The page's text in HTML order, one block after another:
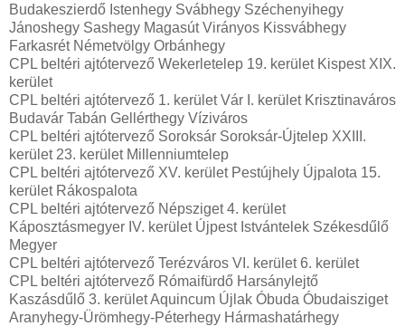
Budakeszierdő Istenhegy Svábhegy Széchenyihegy
Jánoshegy Sashegy Magasút Virányos Kissvábhegy
Farkasrét Németvölgy Orbánhegy
CPL beltéri ajtótervező Wekerletelep 19. kerület Kispest XIX.
kerület
CPL beltéri ajtótervező 1. kerület Vár I. kerület Krisztinaváros
Budavár Tabán Gellérthegy Víziváros
CPL beltéri ajtótervező Soroksár Soroksár-Újtelep XXIII.
kerület 23. kerület Millenniumtelep
CPL beltéri ajtótervező XV. kerület Pestújhely Újpalota 15.
kerület Rákospalota
CPL beltéri ajtótervező Népsziget 4. kerület
Káposztásmegyer IV. kerület Újpest Istvántelek Székesdűlő
Megyer
CPL beltéri ajtótervező Terézváros VI. kerület 6. kerület
CPL beltéri ajtótervező Rómaifürdő Harsánylejtő
Kaszásdűlő 3. kerület Aquincum Újlak Óbuda Óbudaisziget
Aranyhegy-Ürömhegy-Péterhegy Hármashatárhegy